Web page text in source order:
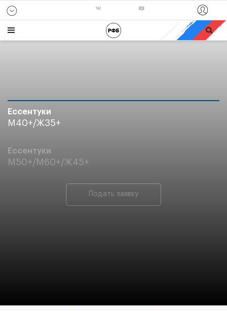
Ессентуки
М40+/Ж35+
Ессентуки
М50+/М60+/Ж45+
Подать заявку